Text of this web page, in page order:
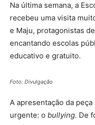
Na última semana, a
recebeu uma visita
e Maju, protagonistas
encantando escolas
educativo e gratuito.
Foto: Divulgação
A apresentação da
urgente: o bullying. De